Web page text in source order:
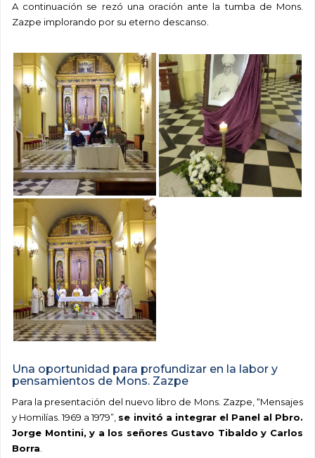
A continuación se rezó una oración ante la tumba de Mons.
Zazpe implorando por su eterno descanso.
Una oportunidad para profundizar en la labor y
pensamientos de Mons. Zazpe
Para la presentación del nuevo libro de Mons. Zazpe, “Mensajes
y Homilías. 1969 a 1979”, se invitó a integrar el Panel al Pbro.
Jorge Montini, y a los señores Gustavo Tibaldo y Carlos
Borra